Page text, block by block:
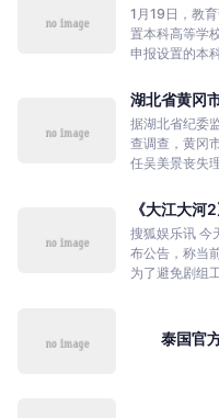
1月19日，教
置本科高等学
申报设置的本
湖北省黄冈
据湖北省纪委
查调查，黄冈
任吴美景丧失
《大江大河
搜狐娱乐讯 今
布公告，称当
为了避免剧组
泰国官